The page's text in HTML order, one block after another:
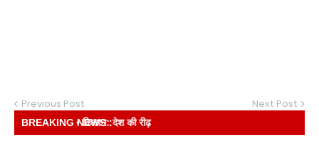
Previous Post Next Post
BREAKING NEWS :
• किसान: देश की रीढ़